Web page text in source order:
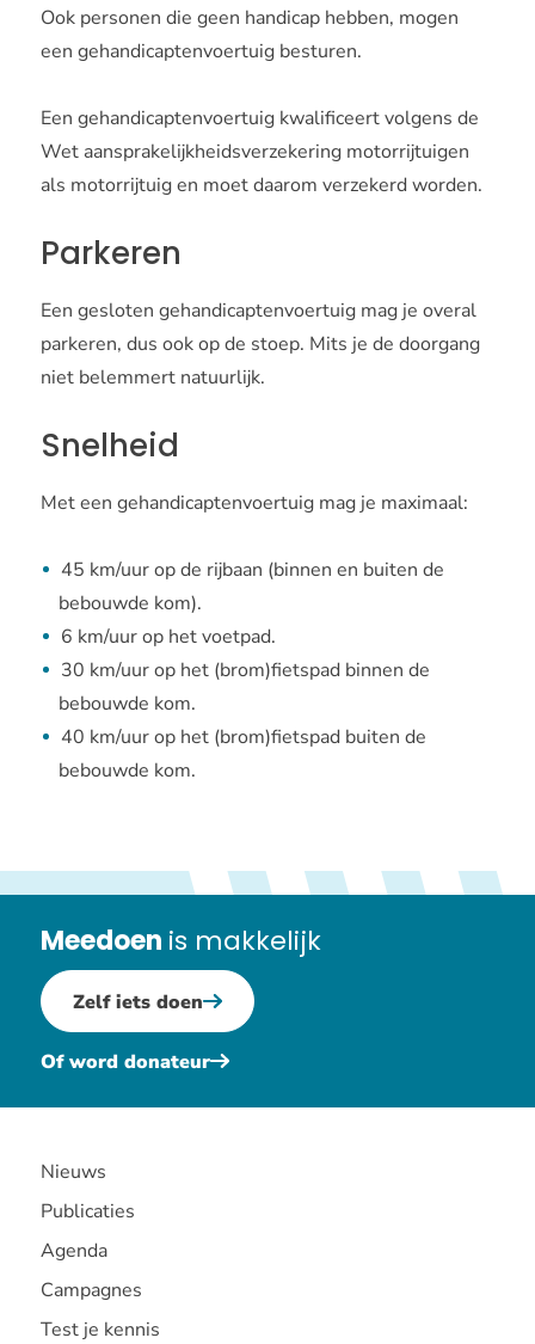
Ook personen die geen handicap hebben, mogen
een gehandicaptenvoertuig besturen.
Een gehandicaptenvoertuig kwalificeert volgens de
Wet aansprakelijkheidsverzekering motorrijtuigen
als motorrijtuig en moet daarom verzekerd worden.
Parkeren
Een gesloten gehandicaptenvoertuig mag je overal
parkeren, dus ook op de stoep. Mits je de doorgang
niet belemmert natuurlijk.
Snelheid
Met een gehandicaptenvoertuig mag je maximaal:
45 km/uur op de rijbaan (binnen en buiten de
bebouwde kom).
6 km/uur op het voetpad.
30 km/uur op het (brom)fietspad binnen de
bebouwde kom.
40 km/uur op het (brom)fietspad buiten de
bebouwde kom.
Meedoen is makkelijk
Zelf iets doen
Of word donateur
Nieuws
Publicaties
Agenda
Campagnes
Test je kennis